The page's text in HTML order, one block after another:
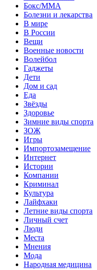
Бокс/MMA
Болезни и лекарства
В мире
В России
Вещи
Военные новости
Волейбол
Гаджеты
Дети
Дом и сад
Еда
Звёзды
Здоровье
Зимние виды спорта
ЗОЖ
Игры
Импортозамещение
Интернет
Истории
Компании
Криминал
Культура
Лайфхаки
Летние виды спорта
Личный счет
Люди
Места
Мнения
Мода
Народная медицина